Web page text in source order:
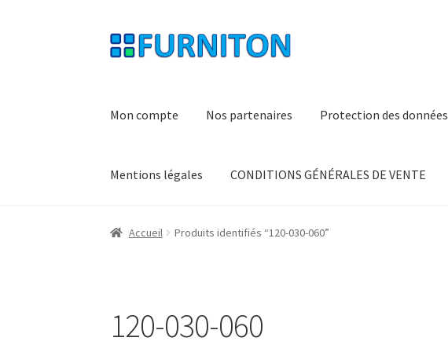
Aller
à
Aller
au
Mon compte Nos partenaires Protection des données
Mentions légales CONDITIONS GÉNÉRALES DE VENTE
Accueil Produits identifiés “120-030-060”
120-030-060